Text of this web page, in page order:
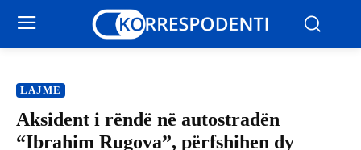
LAJME
Aksident i rëndë në autostradën
“Ibrahim Rugova”, përfshihen dy